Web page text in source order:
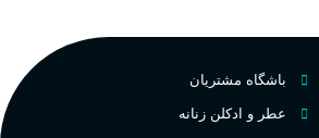
میوه‌ها و مرکبات، وانیل،باشگاه مشتریان
عطر و ادکلن زنانه